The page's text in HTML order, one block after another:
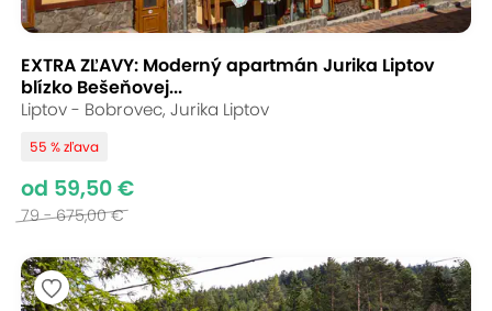
EXTRA ZĽAVY: Moderný apartmán Jurika Liptov
blízko Bešeňovej...
Liptov - Bobrovec, Jurika Liptov
55 % zľava
od 59,50 €
79 - 675,00 €